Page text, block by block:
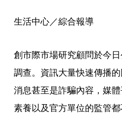
生活中心／綜合報導
創市際市場研究顧問於今
調查。資訊大量快速傳播
消息甚至是詐騙內容，媒
素養以及官方單位的監管